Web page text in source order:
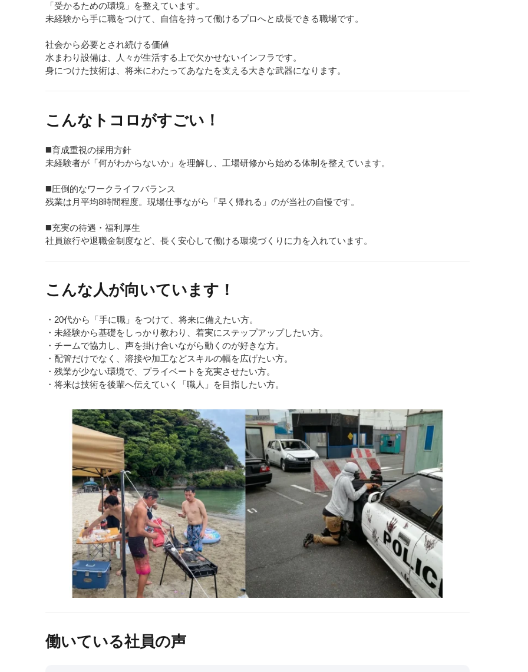
「受かるための環境」を整えています。
未経験から手に職をつけて、自信を持って働けるプロへと成長できる職場です。
社会から必要とされ続ける価値
水まわり設備は、人々が生活する上で欠かせないインフラです。
身につけた技術は、将来にわたってあなたを支える大きな武器になります。
こんなトコロがすごい！
◼️育成重視の採用方針
未経験者が「何がわからないか」を理解し、工場研修から始める体制を整えています。
◼️圧倒的なワークライフバランス
残業は月平均8時間程度。現場仕事ながら「早く帰れる」のが当社の自慢です。
◼️充実の待遇・福利厚生
社員旅行や退職金制度など、長く安心して働ける環境づくりに力を入れています。
こんな人が向いています！
・20代から「手に職」をつけて、将来に備えたい方。
・未経験から基礎をしっかり教わり、着実にステップアップしたい方。
・チームで協力し、声を掛け合いながら動くのが好きな方。
・配管だけでなく、溶接や加工などスキルの幅を広げたい方。
・残業が少ない環境で、プライベートを充実させたい方。
・将来は技術を後輩へ伝えていく「職人」を目指したい方。
働いている社員の声